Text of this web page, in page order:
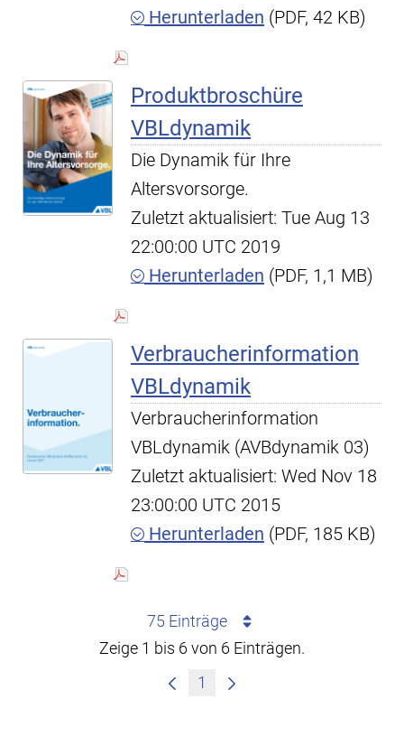
Herunterladen (PDF, 42 KB)
Produktbroschüre
VBLdynamik
Die Dynamik für Ihre
Altersvorsorge.
Zuletzt aktualisiert: Tue Aug 13
22:00:00 UTC 2019
Herunterladen (PDF, 1,1 MB)
Verbraucherinformation
VBLdynamik
Verbraucherinformation
VBLdynamik (AVBdynamik 03)
Zuletzt aktualisiert: Wed Nov 18
23:00:00 UTC 2015
Herunterladen (PDF, 185 KB)
75 Einträge
Zeige 1 bis 6 von 6 Einträgen.
1